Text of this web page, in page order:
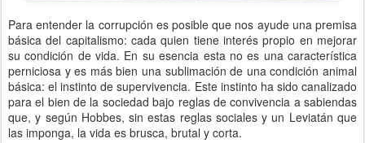
Para entender la corrupción es posible que nos ayude una premisa
básica del capitalismo: cada quien tiene interés propio en mejorar
su condición de vida. En su esencia esta no es una característica
perniciosa y es más bien una sublimación de una condición animal
básica: el instinto de supervivencia. Este instinto ha sido canalizado
para el bien de la sociedad bajo reglas de convivencia a sabiendas
que, y según Hobbes, sin estas reglas sociales y un Leviatán que
las imponga, la vida es brusca, brutal y corta.